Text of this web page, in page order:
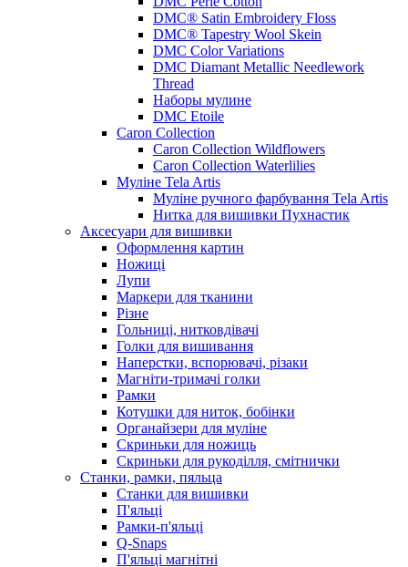
DMC® Satin Embroidery Floss
DMC® Tapestry Wool Skein
DMC Color Variations
DMC Diamant Metallic Needlework
Thread
Наборы мулине
DMC Etoile
Caron Collection
Caron Collection Wildflowers
Caron Collection Waterlilies
Муліне Tela Artis
Муліне ручного фарбування Tela Artis
Нитка для вишивки Пухнастик
Аксесуари для вишивки
Оформлення картин
Ножиці
Лупи
Маркери для тканини
Різне
Гольниці, нитковдівачі
Голки для вишивання
Наперстки, вспорювачі, різаки
Магніти-тримачі голки
Рамки
Котушки для ниток, бобінки
Органайзери для муліне
Скриньки для ножиць
Скриньки для рукоділля, смітнички
Станки, рамки, пяльца
Станки для вишивки
П'яльці
Рамки-п'яльці
Q-Snaps
П'яльці магнітні